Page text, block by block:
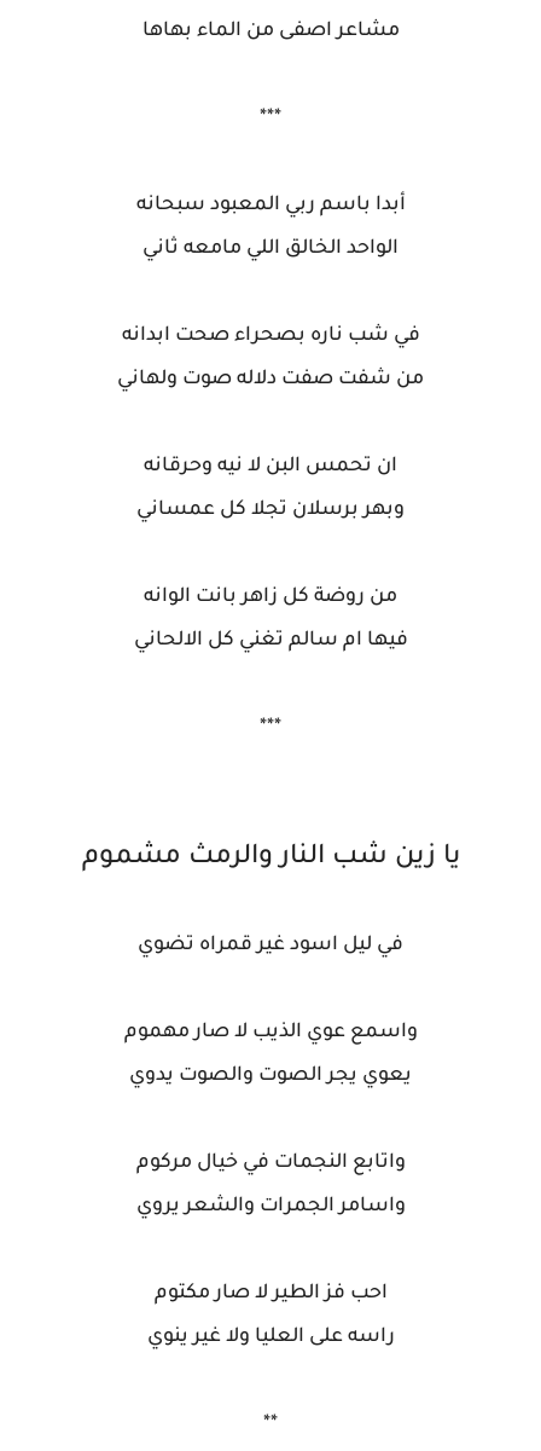
مشاعر اصفى من الماء بهاها
***
أبدا باسم ربي المعبود سبحانه
الواحد الخالق اللي مامعه ثاني
في شب ناره بصحراء صحت ابدانه
من شفت صفت دلاله صوت ولهاني
ان تحمس البن لا نيه وحرقانه
وبهر برسلان تجلا كل عمساني
من روضة كل زاهر بانت الوانه
فيها ام سالم تغني كل الالحاني
***
يا زين شب النار والرمث مشموم
في ليل اسود غير قمراه تضوي
واسمع عوي الذيب لا صار مهموم
يعوي يجر الصوت والصوت يدوي
واتابع النجمات في خيال مركوم
واسامر الجمرات والشعر يروي
احب فز الطير لا صار مكتوم
راسه على العليا ولا غير ينوي
**